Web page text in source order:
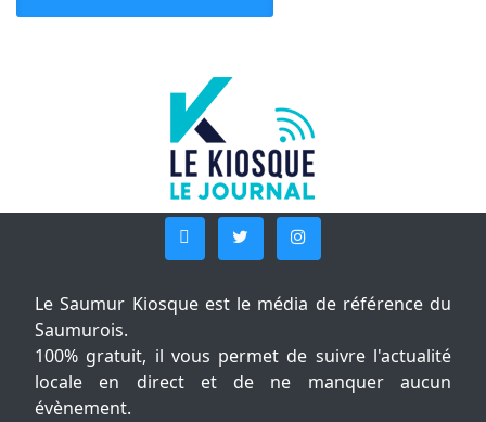
Le Saumur Kiosque est le média de référence du
Saumurois.
100% gratuit, il vous permet de suivre l'actualité
locale en direct et de ne manquer aucun
évènement.